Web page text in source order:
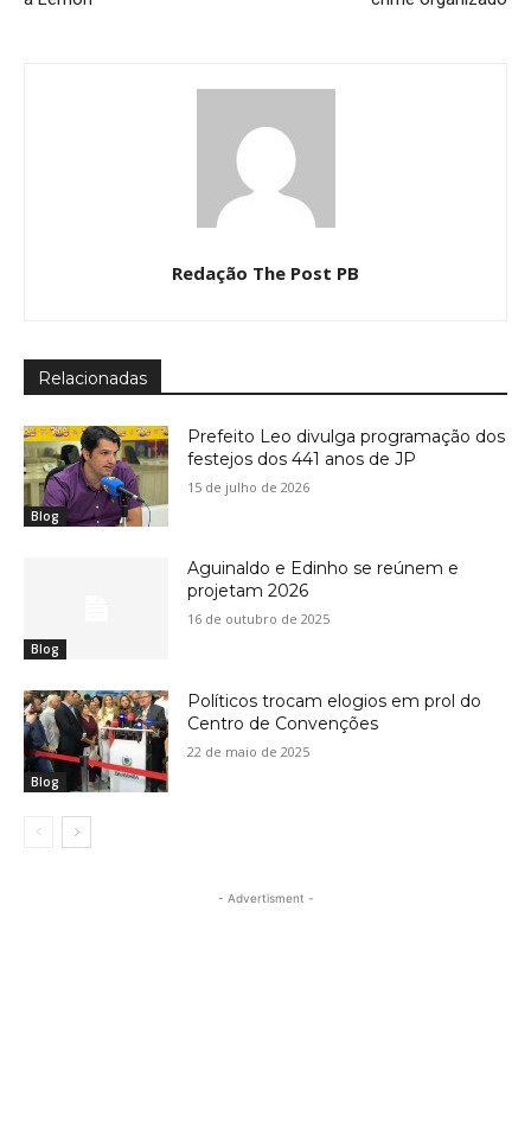
Redação The Post PB
Relacionadas
Blog
Prefeito Leo divulga programação dos
festejos dos 441 anos de JP
15 de julho de 2026
Blog
Aguinaldo e Edinho se reúnem e
projetam 2026
16 de outubro de 2025
Blog
Políticos trocam elogios em prol do
Centro de Convenções
22 de maio de 2025
- Advertisment -